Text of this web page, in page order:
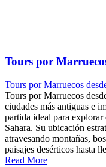
Tours por
Tours por Marruecos
Tours por Marruecos
ciudades más antiguas e
partida ideal para explorar
Sahara. Su ubicación
atravesando montañas,
paisajes desérticos hasta
Read More